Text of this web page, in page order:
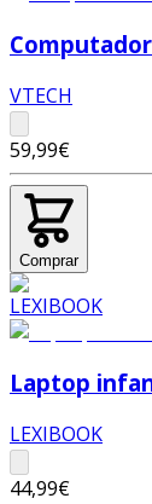
VTECH
59,99€
Comprar
Laptop
LEXIBOOK
44,99€